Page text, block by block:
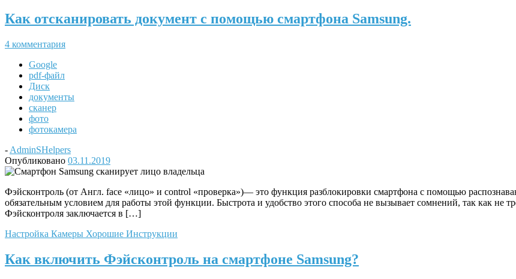
Как отсканировать документ с помощью смартфона Samsung.
4 комментария
Google
pdf-файл
Диск
документы
сканер
фото
фотокамера
- AdminSHelpers
Опубликовано 03.11.2019
Фэйсконтроль (от Англ. face «лицо» и control «проверка»)— это функция разблокировки смартфона с помощью
обязательным условием для работы этой функции. Быстрота и удобство этого способа не вызывает сомнений, так как не
Фэйсконтроля заключается в […]
Настройка Камеры Хорошие Инструкции
Как включить Фэйсконтроль на смартфоне Samsung?